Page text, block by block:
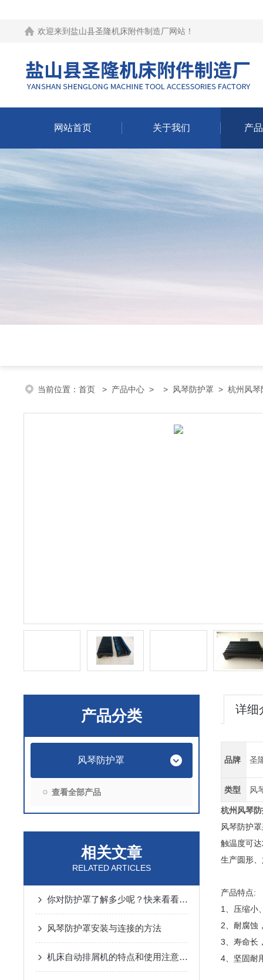
欢迎来到 盐山县圣隆机床附件制造厂网站 ！
网站首页 关于我们 产
当前位置： 首页 > 产品中心 > > 风琴防护罩 > 杭州风琴
产品分类
风琴防护罩
查看全部产品
相关文章
RELATED ARTICLES
你对防护罩了解多少呢？快来看看吧！
风琴防护罩安装与连接的方法
机床自动排屑机的特点和使用注意事项
详细
品牌 圣
类型 风
杭州风琴
风琴防护
触温度可
生产圆形
产品特点:
1、压缩小
2、耐腐蚀
3、寿命长
4、坚固耐